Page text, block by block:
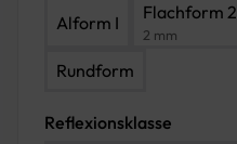
Alform I Flachform 2
2 mm
Rundform
Reflexionsklasse